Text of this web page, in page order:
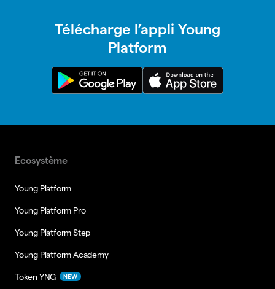
Télécharge l’appli Young
Platform
Ecosystème
Young Platform
Young Platform Pro
Young Platform Step
Young Platform Academy
Token YNG NEW